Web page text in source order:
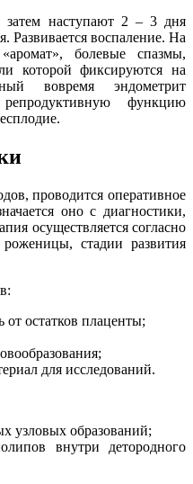
затем наступают 2 – 3 дня
Развивается воспаление. На
болевые спазмы,
которой фиксируются на
вовремя эндометрит
функцию
проводится оперативное
оно с диагностики,
осуществляется согласно
стадии развития
остатков плаценты;
для исследований.
узловых образований;
внутри детородного